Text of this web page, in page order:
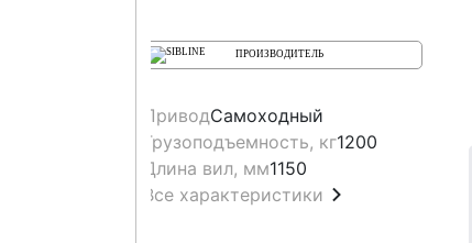
ПРОИЗВОДИТЕЛЬ
ПриводСамоходный
Грузоподъемность, кг1200
Длина вил, мм1150
Все характеристики